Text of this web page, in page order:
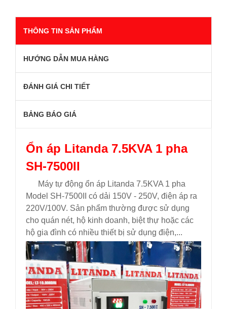
THÔNG TIN SẢN PHẨM
HƯỚNG DẪN MUA HÀNG
ĐÁNH GIÁ CHI TIẾT
BẢNG BÁO GIÁ
Ổn áp Litanda 7.5KVA 1 pha
SH-7500II
Máy tự động ổn áp Litanda 7.5KVA 1 pha
Model SH-7500II có dải 150V - 250V, điện áp ra
220V/100V. Sản phẩm thường được sử dụng
cho quán nét, hộ kinh doanh, biệt thự hoặc các
hộ gia đình có nhiều thiết bị sử dụng điện,...